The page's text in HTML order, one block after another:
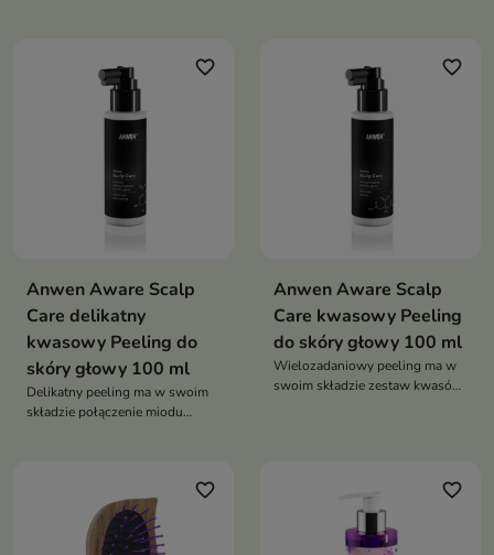
favorite_border
Anwen Aware Scalp
Care delikatny
kwasowy Peeling do
skóry głowy 100 ml
Delikatny peeling ma w swoim
składzie połączenie miodu
favorite_border
Anwen Aware Scalp
Care kwasowy Peeling
do skóry głowy 100 ml
Wielozadaniowy peeling ma w
swoim składzie zestaw kwasów
favorite_border favorite_border